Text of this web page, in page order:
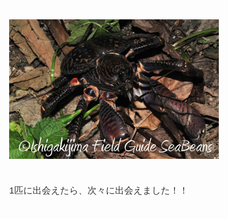
1匹に出会えたら、次々に出会えました！！